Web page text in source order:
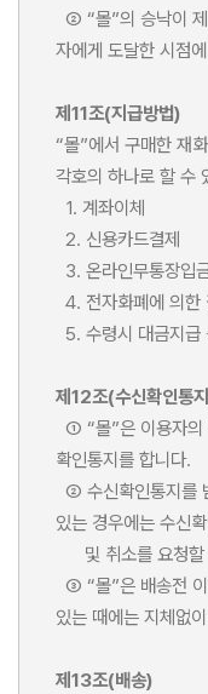
② “몰”의 승낙이
자에게 도달한 시점
제11조(지급방법)
“몰”에서 구매한 재
각호의 하나로 할 수
1. 계좌이체
2. 신용카드결제
3. 온라인무통장입
4. 전자화폐에 의한
5. 수령시 대금지급
제12조(수신확인통
① “몰”은 이용자의
확인통지를 합니다.
② 수신확인통지를
있는 경우에는 수신
및 취소를 요청할
③ “몰”은 배송전
있는 때에는 지체없
제13조(배송)